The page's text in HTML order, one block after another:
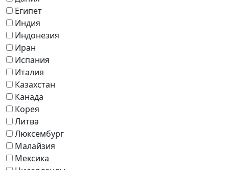
Египет
Индия
Индонезия
Иран
Испания
Италия
Казахстан
Канада
Корея
Литва
Люксембург
Малайзия
Мексика